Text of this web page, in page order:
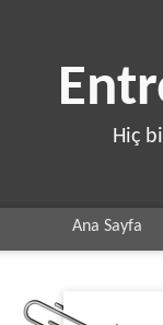
Hiç
Ana Sayfa